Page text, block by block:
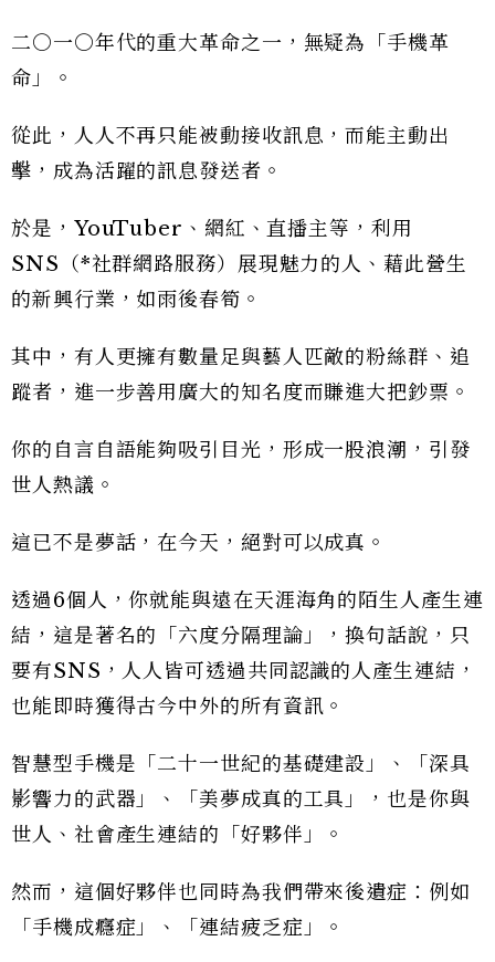
二○一○年代的重大革命之一，無疑為「手機革
命」。
從此，人人不再只能被動接收訊息，而能主動出
擊，成為活躍的訊息發送者。
於是，YouTuber、網紅、直播主等，利用
SNS（*社群網路服務）展現魅力的人、藉此營生
的新興行業，如雨後春筍。
其中，有人更擁有數量足與藝人匹敵的粉絲群、追
蹤者，進一步善用廣大的知名度而賺進大把鈔票。
你的自言自語能夠吸引目光，形成一股浪潮，引發
世人熱議。
這已不是夢話，在今天，絕對可以成真。
透過6個人，你就能與遠在天涯海角的陌生人產生連
結，這是著名的「六度分隔理論」，換句話說，只
要有SNS，人人皆可透過共同認識的人產生連結，
也能即時獲得古今中外的所有資訊。
智慧型手機是「二十一世紀的基礎建設」、「深具
影響力的武器」、「美夢成真的工具」，也是你與
世人、社會產生連結的「好夥伴」。
然而，這個好夥伴也同時為我們帶來後遺症：例如
「手機成癮症」、「連結疲乏症」。